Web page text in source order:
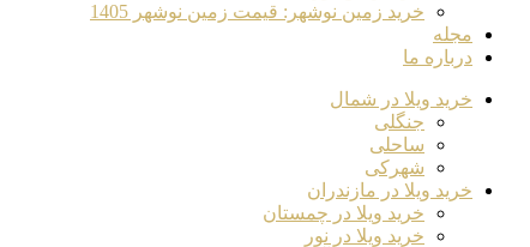
خرید زمین نوشهر: قیمت زمین نوشهر 1405
مجله
درباره ما
خرید ویلا در شمال
جنگلی
ساحلی
شهرکی
خرید ویلا در مازندران
خرید ویلا در چمستان
خرید ویلا در نور